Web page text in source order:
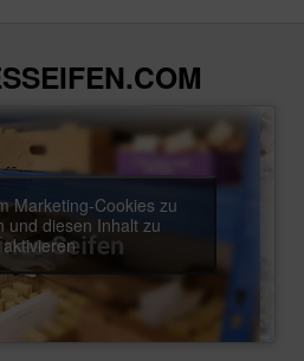
Marketing-Cookies zu
und diesen Inhalt zu
aktivieren